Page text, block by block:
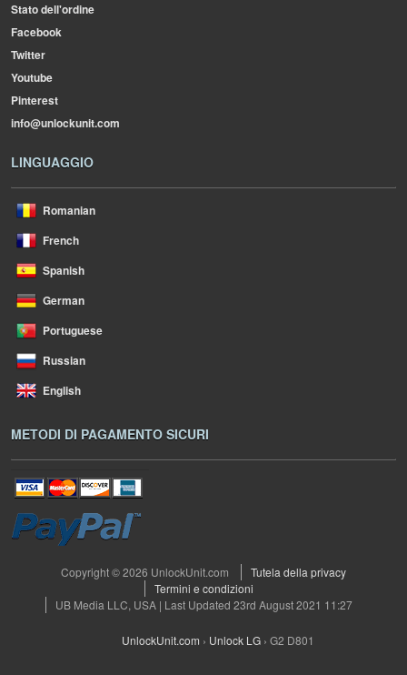
Stato dell'ordine
Facebook
Twitter
Youtube
Pinterest
info@unlockunit.com
LINGUAGGIO
Romanian
French
Spanish
German
Portuguese
Russian
English
METODI DI PAGAMENTO SICURI
Copyright © 2026 UnlockUnit.com
Tutela della privacy
Termini e condizioni
UB Media LLC, USA | Last Updated 23rd August 2021 11:27
UnlockUnit.com › Unlock LG › G2 D801